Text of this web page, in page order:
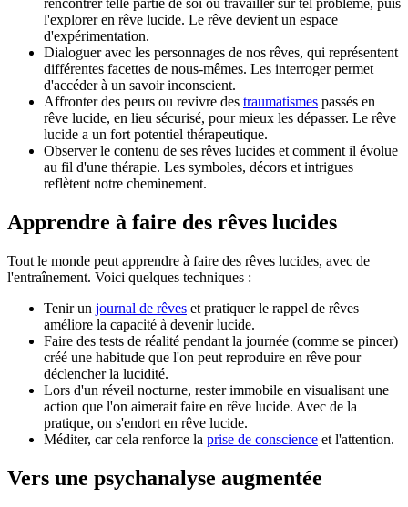
rencontrer telle partie de soi ou travailler sur tel problème, puis
l'explorer en rêve lucide. Le rêve devient un espace
d'expérimentation.
Dialoguer avec les personnages de nos rêves, qui représentent
différentes facettes de nous-mêmes. Les interroger permet
d'accéder à un savoir inconscient.
Affronter des peurs ou revivre des traumatismes passés en
rêve lucide, en lieu sécurisé, pour mieux les dépasser. Le rêve
lucide a un fort potentiel thérapeutique.
Observer le contenu de ses rêves lucides et comment il évolue
au fil d'une thérapie. Les symboles, décors et intrigues
reflètent notre cheminement.
Apprendre à faire des rêves lucides
Tout le monde peut apprendre à faire des rêves lucides, avec de
l'entraînement. Voici quelques techniques :
Tenir un journal de rêves et pratiquer le rappel de rêves
améliore la capacité à devenir lucide.
Faire des tests de réalité pendant la journée (comme se pincer)
créé une habitude que l'on peut reproduire en rêve pour
déclencher la lucidité.
Lors d'un réveil nocturne, rester immobile en visualisant une
action que l'on aimerait faire en rêve lucide. Avec de la
pratique, on s'endort en rêve lucide.
Méditer, car cela renforce la prise de conscience et l'attention.
Vers une psychanalyse augmentée